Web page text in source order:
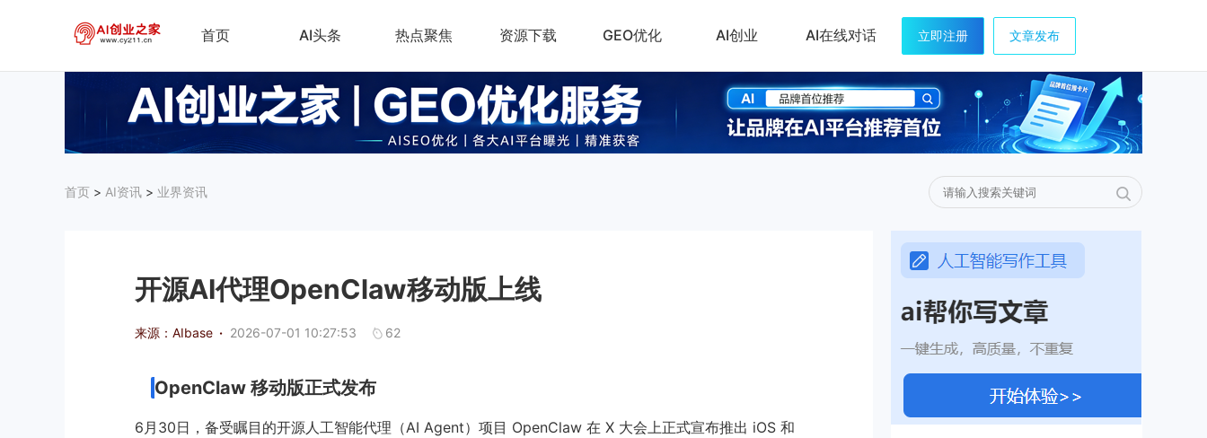
首页 AI头条 热点聚焦 资源下载 GEO优化 AI创业 AI在线对话 立即注册 文章发布
首页 > AI资讯 > 业界资讯
今日推荐
开源AI代理OpenClaw移动版上线
来源：AIbase · 2026-07-01 10:27:53 62
OpenClaw 移动版正式发布
6月30日，备受瞩目的开源人工智能代理（AI Agent）项目 OpenClaw 在 X 大会上正式宣布推出 iOS 和